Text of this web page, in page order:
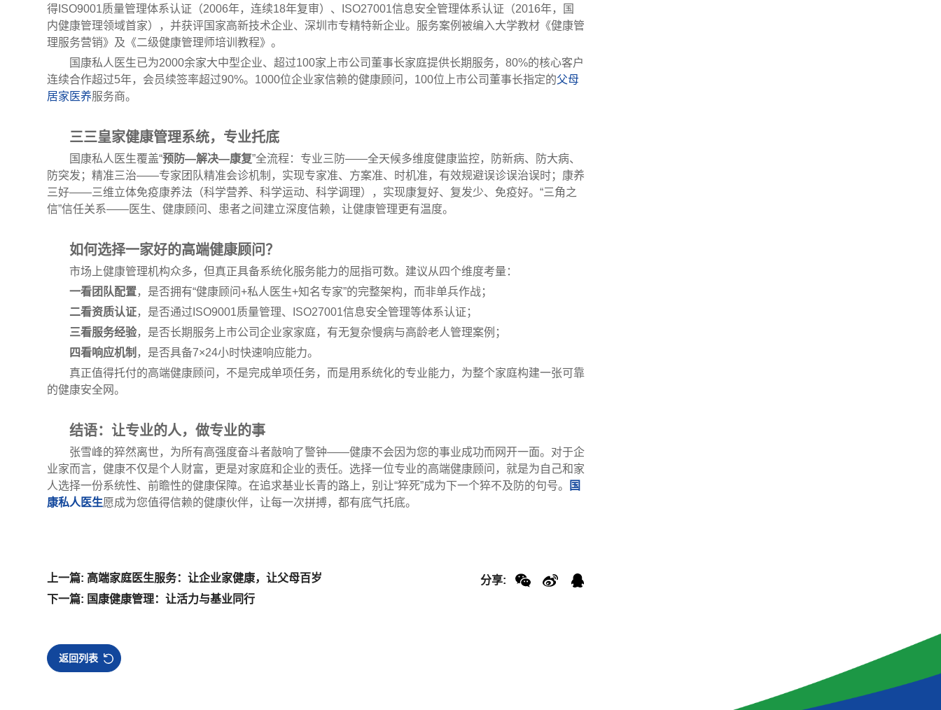
得ISO9001质量管理体系认证（2006年，连续18年复审）、ISO27001信息安全管理体系认证（2016年，国
内健康管理领域首家），并获评国家高新技术企业、深圳市专精特新企业。服务案例被编入大学教材《健康管
理服务营销》及《二级健康管理师培训教程》。
国康私人医生已为2000余家大中型企业、超过100家上市公司董事长家庭提供长期服务，80%的核心客户
连续合作超过5年，会员续签率超过90%。1000位企业家信赖的健康顾问，100位上市公司董事长指定的父母
居家医养服务商。
三三皇家健康管理系统，专业托底
国康私人医生覆盖“预防—解决—康复”全流程：专业三防——全天候多维度健康监控，防新病、防大病、
防突发；精准三治——专家团队精准会诊机制，实现专家准、方案准、时机准，有效规避误诊误治误时；康养
三好——三维立体免疫康养法（科学营养、科学运动、科学调理），实现康复好、复发少、免疫好。“三角之
信”信任关系——医生、健康顾问、患者之间建立深度信赖，让健康管理更有温度。
如何选择一家好的高端健康顾问？
市场上健康管理机构众多，但真正具备系统化服务能力的屈指可数。建议从四个维度考量：
一看团队配置，是否拥有“健康顾问+私人医生+知名专家”的完整架构，而非单兵作战；
二看资质认证，是否通过ISO9001质量管理、ISO27001信息安全管理等体系认证；
三看服务经验，是否长期服务上市公司企业家家庭，有无复杂慢病与高龄老人管理案例；
四看响应机制 ，是否具备7×24小时快速响应能力。
真正值得托付的高端健康顾问，不是完成单项任务，而是用系统化的专业能力，为整个家庭构建一张可靠
的健康安全网。
结语：让专业的人，做专业的事
张雪峰的猝然离世，为所有高强度奋斗者敲响了警钟——健康不会因为您的事业成功而网开一面。对于企
业家而言，健康不仅是个人财富，更是对家庭和企业的责任。选择一位专业的高端健康顾问，就是为自己和家
人选择一份系统性、前瞻性的健康保障。在追求基业长青的路上，别让“猝死”成为下一个猝不及防的句号。
国
康私人医生愿成为您值得信赖的健康伙伴，让每一次拼搏，都有底气托底。
上一篇: 高端家庭医生服务：让企业家健康，让父母百岁
下一篇: 国康健康管理：让活力与基业同行
分享:
返回列表